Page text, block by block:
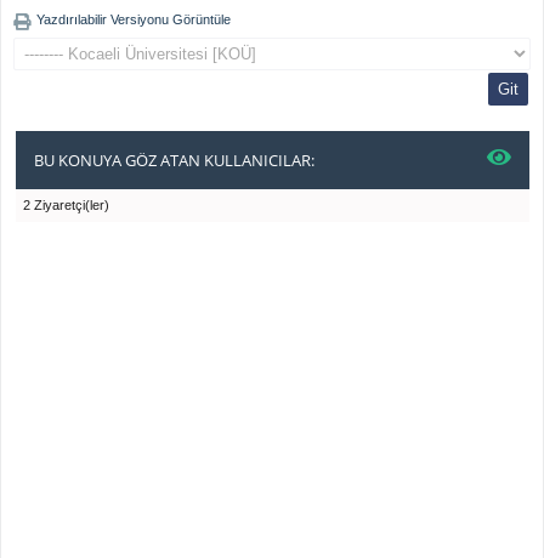
Yazdırılabilir Versiyonu Görüntüle
BU KONUYA GÖZ ATAN KULLANICILAR:
2 Ziyaretçi(ler)